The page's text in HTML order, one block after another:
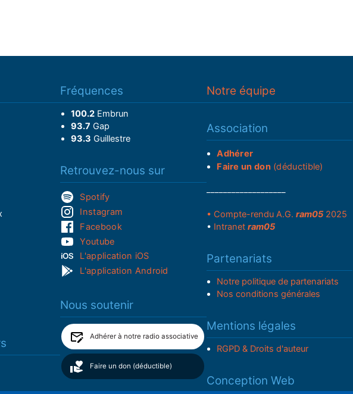
Fréquences
100.2Embrun
93.7 Gap
93.3 Guillestre
Retrouvez-nous sur
Spotify
Instagram
Facebook
Youtube
L'application iOS
L'application Android
Nous soutenir
Adhérer à notre radio associative
Faire un don (déductible)
Notre équipe
Association
Adhérer
Faire un don(déductible)
• Compte-rendu A.G. ram052025
• Intranet ram05
Partenariats
Notre politique de partenariats
Nos conditions générales
Mentions légales
RGPD & Droits d'auteur
Conception Web